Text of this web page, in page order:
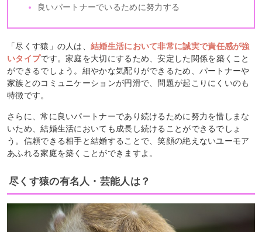
良いパートナーでいるために努力する
「尽くす猿」の人は、結婚生活において非常に誠実で責任感が強
いタイプです。家庭を大切にするため、安定した関係を築くこと
ができるでしょう。細やかな気配りができるため、パートナーや
家族とのコミュニケーションが円滑で、問題が起こりにくいのも
特徴です。
さらに、常に良いパートナーであり続けるために努力を惜しまな
いため、結婚生活においても成長し続けることができるでしょ
う。信頼できる相手と結婚することで、笑顔の絶えないユーモア
あふれる家庭を築くことができますよ。
尽くす猿の有名人・芸能人は？